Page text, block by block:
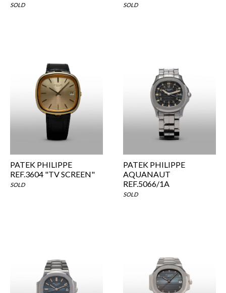
SOLD SOLD
PATEK PHILIPPE
REF.3604 "TV SCREEN"
SOLD
PATEK PHILIPPE
AQUANAUT
REF.5066/1A
SOLD